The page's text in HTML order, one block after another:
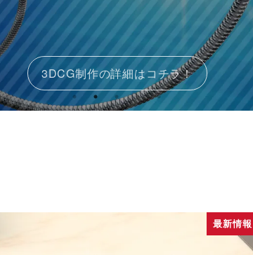
3DCG制作の詳細はコチラ！
最新情報